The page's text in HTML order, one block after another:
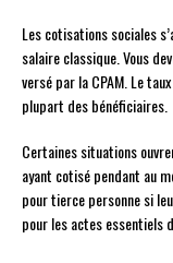
Les cotisations sociales
salaire classique. Vous
versé par la CPAM. Le
plupart des bénéficiaires.
Certaines situations
ayant cotisé pendant au
pour tierce personne si
pour les actes essentiels